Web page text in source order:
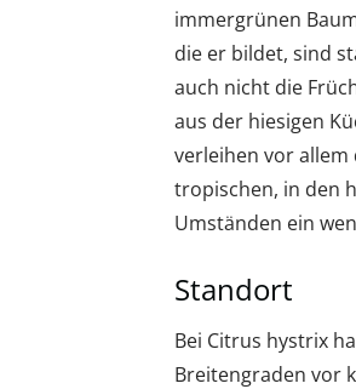
immergrünen
die er bildet, sind
auch nicht die
aus der hiesigen
verleihen vor allem
tropischen, in den
Umständen ein
Standort
Bei Citrus hystrix
Breitengraden vor